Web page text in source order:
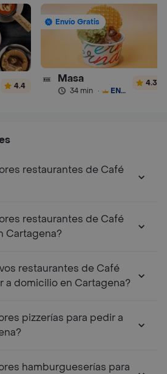
4.4
Envío Gratis
Masa
34 min · ENVÍO GRATIS
4.3
restaurantes de Café
restaurantes de Café
Cartagena?
restaurantes de Café
domicilio en Cartagena?
pizzerías para pedir a
hamburgueserías para